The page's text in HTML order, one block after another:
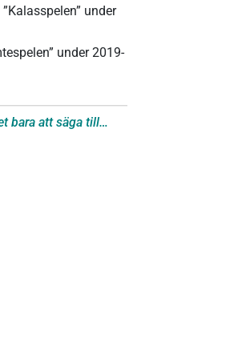
under
under 2019-
bara att säga till…